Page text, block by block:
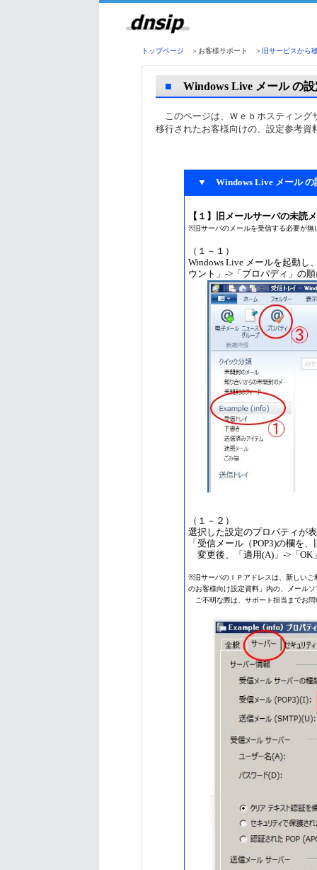
トップページ ＞お客様サポート ＞ 旧サービスから
■ Windows Live メール の
このページは、Ｗｅｂホスティング
移行されたお客様向けの、設定参考資
▼ Windows Live メール の
【１】旧メールサーバの未読
※旧サーバのメールを受信する必要が
（１－１）
Windows Live メールを起動し
ウント」->「プロパディ」の
（１－２）
選択した設定のプロパティが
「受信メール（POP3)の欄を
変更後、「適用(A)」->「OK
※旧サーバのＩＰアドレスは、新しい
のお客様向け設定資料」内の、メール
ご不明な際は、サポート担当までお問